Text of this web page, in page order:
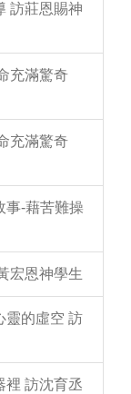
訪莊恩賜神
充滿驚奇
充滿驚奇
事-藉苦難操
宏恩神學生
靈的虛空 訪
裡 訪沈育丞